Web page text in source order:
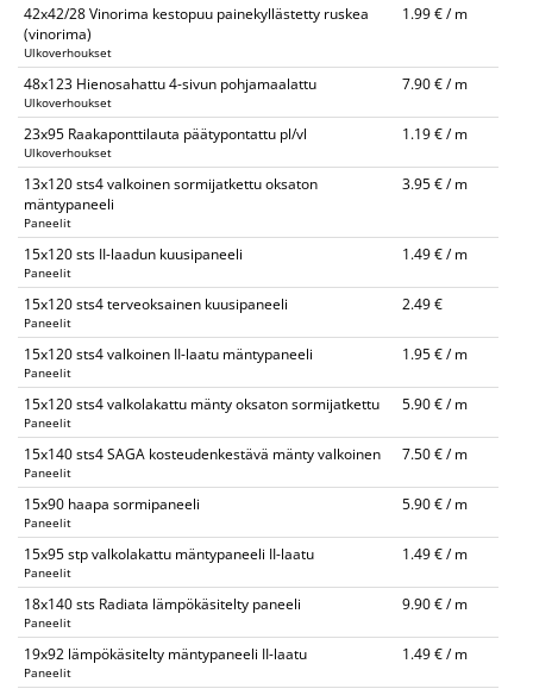
42x42/28 Vinorima kestopuu painekyllästetty ruskea
(vinorima)
Ulkoverhoukset
1.99 € / m
48x123 Hienosahattu 4-sivun pohjamaalattu
Ulkoverhoukset
7.90 € / m
23x95 Raakaponttilauta päätypontattu pl/vl
Ulkoverhoukset
1.19 € / m
13x120 sts4 valkoinen sormijatkettu oksaton
mäntypaneeli
Paneelit
3.95 € / m
15x120 sts II-laadun kuusipaneeli
Paneelit
1.49 € / m
15x120 sts4 terveoksainen kuusipaneeli
Paneelit
2.49 €
15x120 sts4 valkoinen II-laatu mäntypaneeli
Paneelit
1.95 € / m
15x120 sts4 valkolakattu mänty oksaton sormijatkettu
Paneelit
5.90 € / m
15x140 sts4 SAGA kosteudenkestävä mänty valkoinen
Paneelit
7.50 € / m
15x90 haapa sormipaneeli
Paneelit
5.90 € / m
15x95 stp valkolakattu mäntypaneeli II-laatu
Paneelit
1.49 € / m
18x140 sts Radiata lämpökäsitelty paneeli
Paneelit
9.90 € / m
19x92 lämpökäsitelty mäntypaneeli II-laatu
Paneelit
1.49 € / m